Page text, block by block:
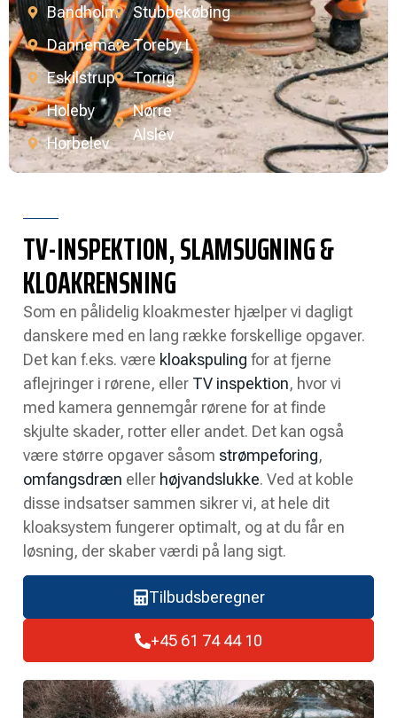
Bandholm
Dannemare
Eskilstrup
Holeby
Horbelev
Stubbekøbing
Toreby L
Torrig
Nørre
Alslev
TV-INSPEKTION, SLAMSUGNING &
KLOAKRENSNING
Som en pålidelig kloakmester hjælper vi dagligt
danskere med en lang række forskellige opgaver.
Det kan f.eks. være kloakspuling for at fjerne
aflejringer i rørene, eller TV inspektion, hvor vi
med kamera gennemgår rørene for at finde
skjulte skader, rotter eller andet. Det kan også
være større opgaver såsom strømpeforing,
omfangsdræn eller højvandslukke. Ved at koble
disse indsatser sammen sikrer vi, at hele dit
kloaksystem fungerer optimalt, og at du får en
løsning, der skaber værdi på lang sigt.
Tilbudsberegner
+45 61 74 44 10